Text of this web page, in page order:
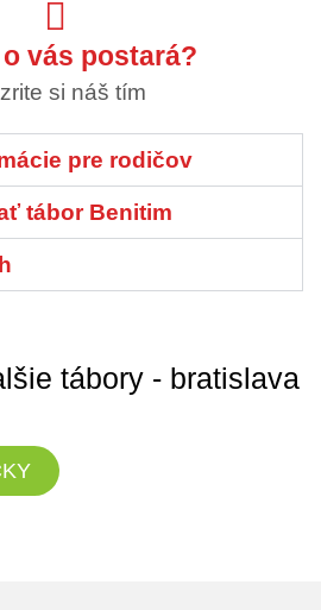
vás postará?
si náš tím
pre rodičov
tábor Benitim
tábory - bratislava